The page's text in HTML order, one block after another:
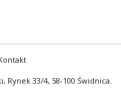
33/4, 58-100 Świdnica.